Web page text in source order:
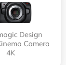
Design
Camera
4K